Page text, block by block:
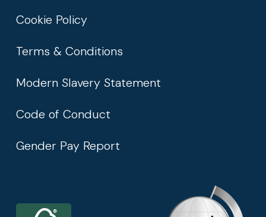
Cookie Policy
Terms & Conditions
Modern Slavery Statement
Code of Conduct
Gender Pay Report